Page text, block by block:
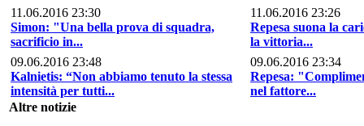
11.06.2016 23:30
Simon: "Una bella prova di squadra,
sacrificio in...
11.06.2016 23:26
Repesa suona la
la vittoria...
09.06.2016 23:48
Kalnietis: “Non abbiamo tenuto la stessa
intensità per tutti...
09.06.2016 23:34
Repesa:
nel fattore...
Altre notizie